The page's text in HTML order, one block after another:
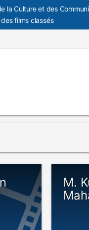
la Culture et des
films classés
M.